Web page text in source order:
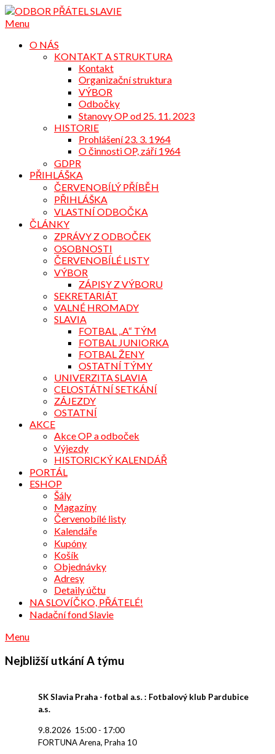
Přejdi
na
Menu
O NÁS
KONTAKT A STRUKTURA
Kontakt
Organizační struktura
VÝBOR
Odbočky
Stanovy OP od 25. 11. 2023
HISTORIE
Prohlášení 23. 3. 1964
O činnosti OP, září 1964
GDPR
PŘIHLÁŠKA
ČERVENOBÍLÝ PŘÍBĚH
PŘIHLÁŠKA
VLASTNÍ ODBOČKA
ČLÁNKY
ZPRÁVY Z ODBOČEK
OSOBNOSTI
ČERVENOBÍLÉ LISTY
VÝBOR
ZÁPISY Z VÝBORU
SEKRETARIÁT
VALNÉ HROMADY
SLAVIA
FOTBAL „A“ TÝM
FOTBAL JUNIORKA
FOTBAL ŽENY
OSTATNÍ TÝMY
UNIVERZITA SLAVIA
CELOSTÁTNÍ SETKÁNÍ
ZÁJEZDY
OSTATNÍ
AKCE
Akce OP a odboček
Výjezdy
HISTORICKÝ KALENDÁŘ
PORTÁL
ESHOP
Šály
Magazíny
Červenobílé listy
Kalendáře
Kupóny
Košík
Objednávky
Adresy
Detaily účtu
NA SLOVÍČKO, PŘÁTELÉ!
Nadační fond Slavie
Menu
Nejbližší utkání A týmu
SK Slavia Praha - fotbal a.s. : Fotbalový klub Pardubice
a.s.
9.8.2026 15:00 - 17:00
FORTUNA Arena, Praha 10